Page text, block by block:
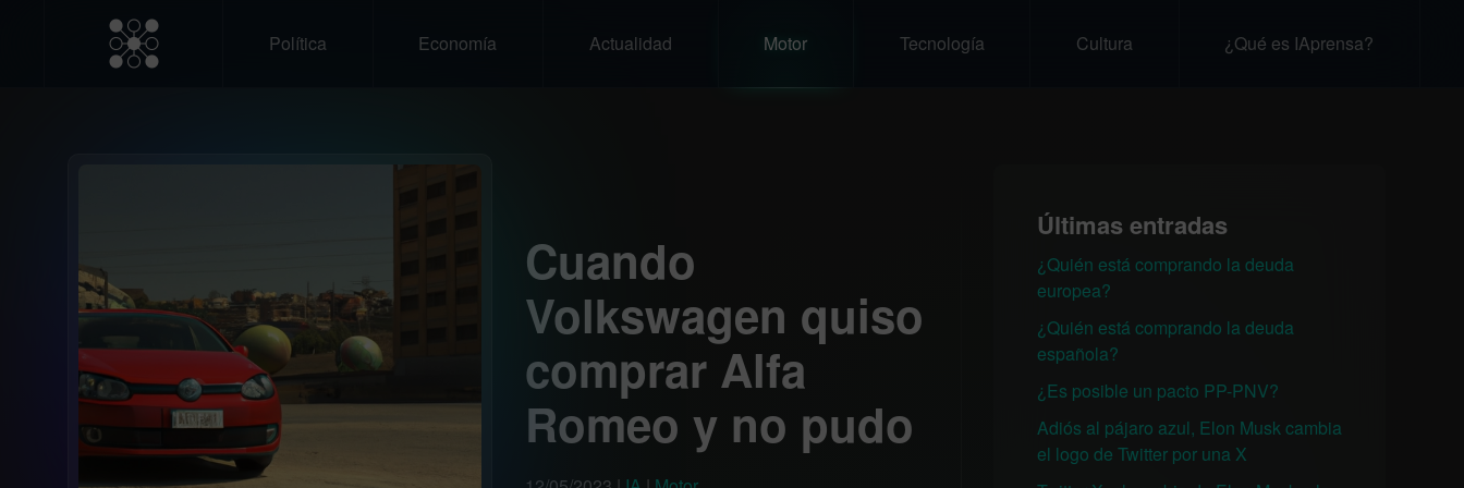
Política Economía Actualidad Motor Tecnología Cultura ¿Qué es IAprensa?
Cuando
Volkswagen quiso
comprar Alfa
Romeo y no pudo
Últimas entradas
¿Quién está comprando la deuda
europea?
¿Quién está comprando la deuda
española?
¿Es posible un pacto PP-PNV?
Adiós al pájaro azul, Elon Musk cambia
el logo de Twitter por una X